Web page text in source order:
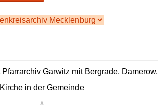
Garwitz mit Bergrade,
in der Gemeinde